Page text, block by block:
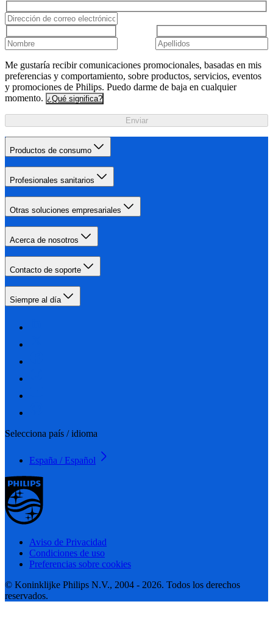
Me gustaría recibir comunicaciones promocionales, basadas en mis
preferencias y comportamiento, sobre productos, servicios, eventos
y promociones de Philips. Puedo darme de baja en cualquier
momento. ¿Qué significa?
Enviar
Productos de consumo
Profesionales sanitarios
Otras soluciones empresariales
Acerca de nosotros
Contacto de soporte
Siempre al día
Selecciona país / idioma
España / Español
Aviso de Privacidad
Condiciones de uso
Preferencias sobre cookies
© Koninklijke Philips N.V., 2004 - 2026. Todos los derechos
reservados.